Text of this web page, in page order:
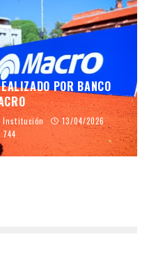
POR BANCO
Institución
13/04/2026
744